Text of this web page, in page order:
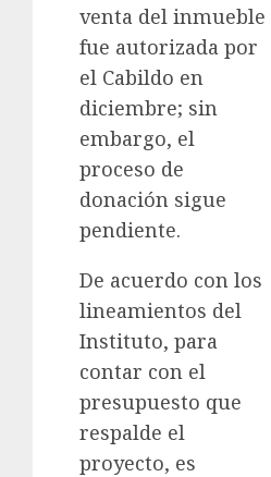
venta del inmueble
fue autorizada por
el Cabildo en
diciembre; sin
embargo, el
proceso de
donación sigue
pendiente.
De acuerdo con los
lineamientos del
Instituto, para
contar con el
presupuesto que
respalde el
proyecto, es